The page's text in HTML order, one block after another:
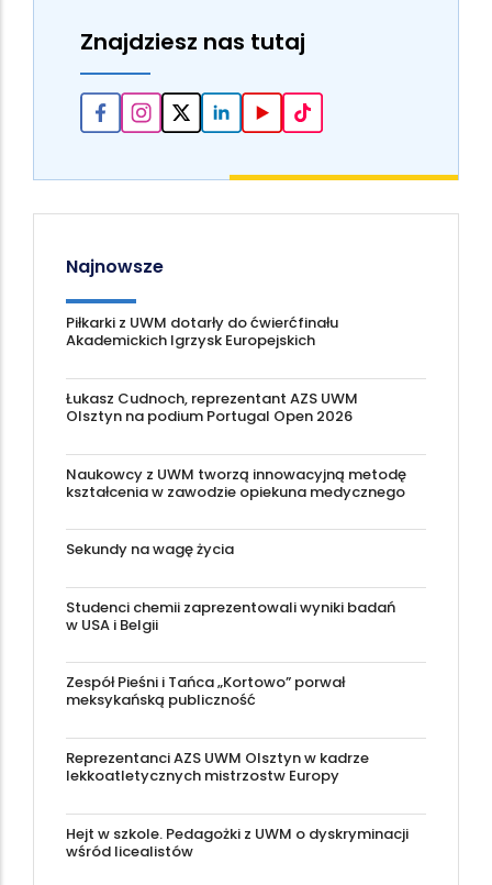
Znajdziesz nas tutaj
Najnowsze
Piłkarki z UWM dotarły do ćwierćfinału
Akademickich Igrzysk Europejskich
Łukasz Cudnoch, reprezentant AZS UWM
Olsztyn na podium Portugal Open 2026
Naukowcy z UWM tworzą innowacyjną metodę
kształcenia w zawodzie opiekuna medycznego
Sekundy na wagę życia
Studenci chemii zaprezentowali wyniki badań
w USA i Belgii
Zespół Pieśni i Tańca „Kortowo” porwał
meksykańską publiczność
Reprezentanci AZS UWM Olsztyn w kadrze
lekkoatletycznych mistrzostw Europy
Hejt w szkole. Pedagożki z UWM o dyskryminacji
wśród licealistów